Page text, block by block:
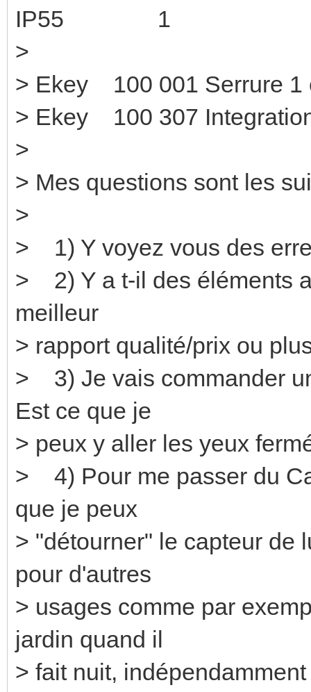
IP55 1
>
> Ekey 100 001
> Ekey 100 307
>
> Mes questions sont les
>
> 1) Y voyez vous des
> 2) Y a t-il des éléments
meilleur
> rapport qualité/prix ou
> 3) Je vais commander
Est ce que je
> peux y aller les yeux
> 4) Pour me passer du
que je peux
> "détourner" le capteur de
pour d'autres
> usages comme par
jardin quand il
> fait nuit,